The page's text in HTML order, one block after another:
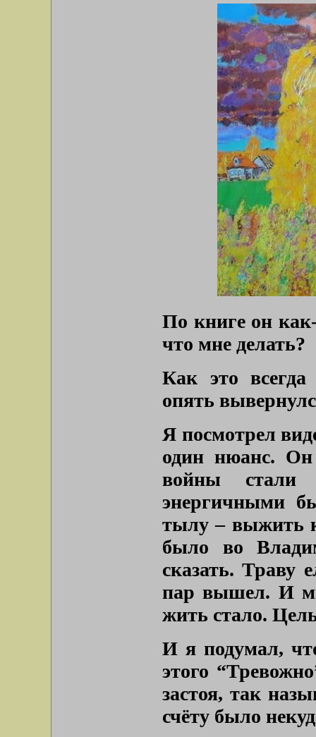
По книге он
что мне делать?
Как это
опять
Я посмотрел
один нюанс. Он
войны
энергичными
тылу – выжить
было во
сказать. Траву
пар вышел. И
жить стало.
И я подумал,
этого
застоя, так
счёту было